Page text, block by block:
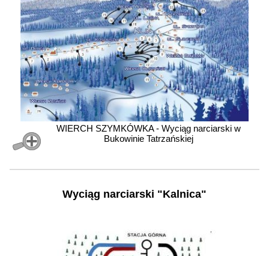
WIERCH SZYMKÓWKA - Wyciąg narciarski w
Bukowinie Tatrzańskiej
Wyciąg narciarski "Kalnica"